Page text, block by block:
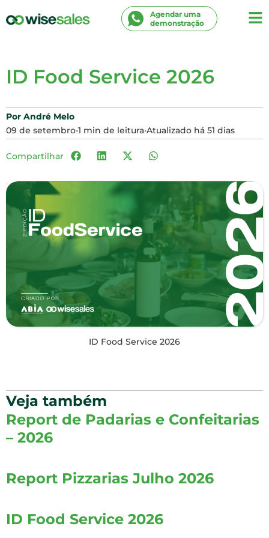
Agendar uma
demonstração
ID Food Service 2026
Por André Melo
09 de setembro 1 min de leitura Atualizado há 51 dias
Compartilhar
ID Food Service 2026
Veja também
Report de Padarias e Confeitarias
– 2026
Report Pizzarias Julho 2026
ID Food Service 2026